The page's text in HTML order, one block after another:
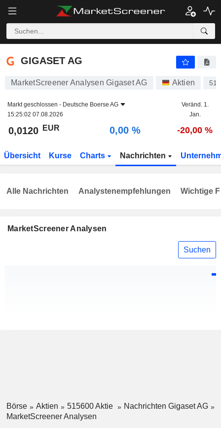
GIGASET AG
GIGASET AG
MarketScreener Analysen Gigaset AG Aktien
Markt geschlossen - Deutsche Boerse AG
15:25:02 07.08.2026
Veränd. 1.
Jan.
0,0120 EUR 0,00 % -20,00 %
Übersicht Kurse Charts Nachrichten
MarketScreener Analysen
Suchen
Alle Nachrichten Analystenempfehlungen Wichtige
Börse Aktien 515600 Aktie
Nachrichten Gigaset AG
MarketScreener Analysen